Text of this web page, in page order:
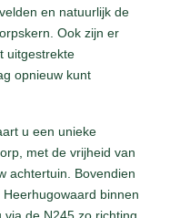
en natuurlijk de
Ook zijn er
uitgestrekte
opnieuw kunt
u een unieke
met de vrijheid van
achtertuin. Bovendien
binnen